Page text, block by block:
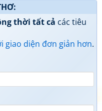
thời tất cả các tiêu
giao diện đơn giản hơn.